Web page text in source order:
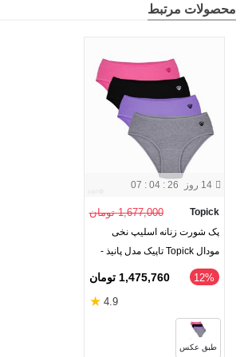
محصولات مرتبط
14 روز 07 : 04 : 26
Topick 1,677,000 تومان
پک شورت زنانه اسلیپ نخی
مودال Topick تاپیک مدل پانیذ -
بسته 4 عددی
‎12% 1,475,760 تومان
4.9
★
طبق عکس